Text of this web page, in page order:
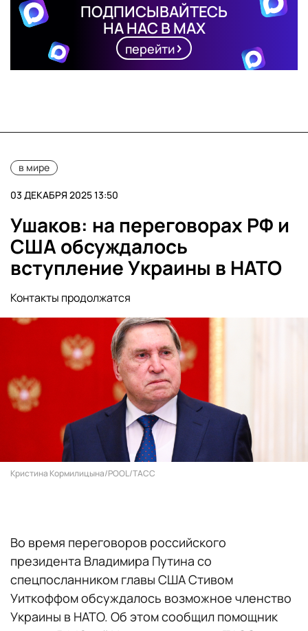
ПОДПИСЫВАЙТЕСЬ
НА НАС В MAX
перейти
в мире
03 ДЕКАБРЯ 2025 13:50
Ушаков: на переговорах РФ и
США обсуждалось
вступление Украины в НАТО
Контакты продолжатся
Кристина Кормилицына/POOL/ТАСС
Во время переговоров российского
президента Владимира Путина со
спецпосланником главы США Стивом
Уиткоффом обсуждалось возможное членство
Украины в НАТО. Об этом сообщил помощник